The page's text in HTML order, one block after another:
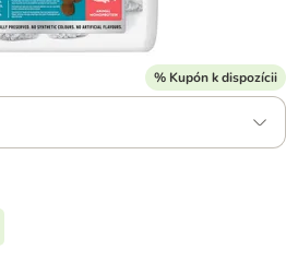
% Kupón k dispozícii